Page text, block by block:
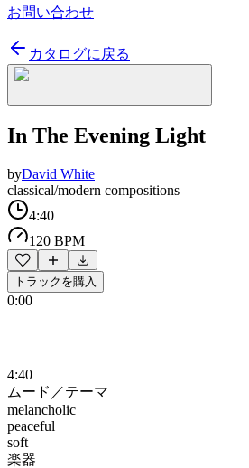
お問い合わせ
カタログに戻る
In The Evening Light
byDavid White
classical/modern compositions
4:40
120 BPM
トラックを購入
0:00
4:40
ムード／テーマ
melancholic
peaceful
soft
楽器